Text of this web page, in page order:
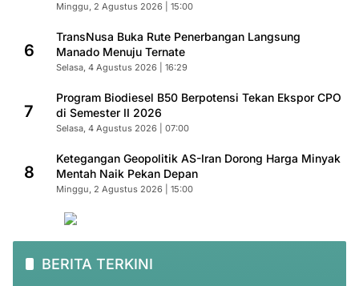
Minggu, 2 Agustus 2026 | 15:00
6
TransNusa Buka Rute Penerbangan Langsung
Manado Menuju Ternate
Selasa, 4 Agustus 2026 | 16:29
7
Program Biodiesel B50 Berpotensi Tekan Ekspor CPO
di Semester II 2026
Selasa, 4 Agustus 2026 | 07:00
8
Ketegangan Geopolitik AS-Iran Dorong Harga Minyak
Mentah Naik Pekan Depan
Minggu, 2 Agustus 2026 | 15:00
BERITA TERKINI